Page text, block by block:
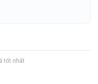
tốt nhất